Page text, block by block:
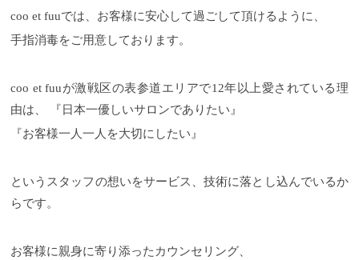
coo et fuuでは、お客様に安心して過ごして頂けるように、
手指消毒をご用意しております。
coo et fuuが激戦区の表参道エリアで12年以上愛されている理
由は、 『日本一優しいサロンでありたい』
『お客様一人一人を大切にしたい』
というスタッフの想いをサービス、技術に落とし込んでいるか
らです。
お客様に親身に寄り添ったカウンセリング、